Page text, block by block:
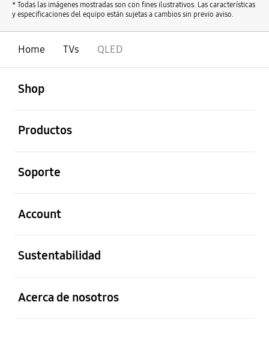
* Todas las imágenes mostradas son con fines ilustrativos. Las características
y especificaciones del equipo están sujetas a cambios sin previo aviso.
Home TVs QLED
Shop
Productos
Soporte
Account
Sustentabilidad
Acerca de nosotros